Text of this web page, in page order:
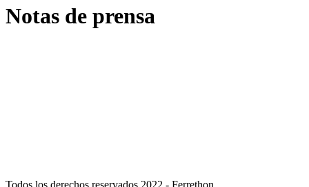
Notas de prensa
Todos los derechos reservados 2022 - Ferrethon